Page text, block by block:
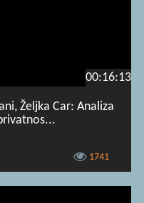
00:16:13
Željka Car: Analiza
1741